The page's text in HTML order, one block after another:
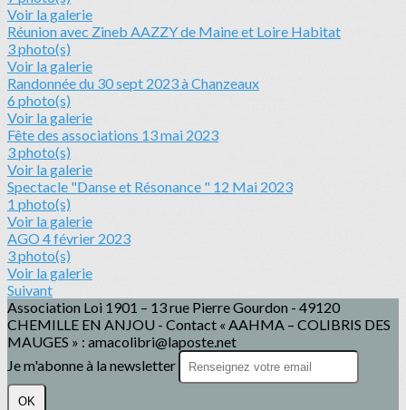
Voir la galerie
Réunion avec Zineb AAZZY de Maine et Loire Habitat
3 photo(s)
Voir la galerie
Randonnée du 30 sept 2023 à Chanzeaux
6 photo(s)
Voir la galerie
Fête des associations 13 mai 2023
3 photo(s)
Voir la galerie
Spectacle "Danse et Résonance " 12 Mai 2023
1 photo(s)
Voir la galerie
AGO 4 février 2023
3 photo(s)
Voir la galerie
Suivant
Association Loi 1901 – 13 rue Pierre Gourdon - 49120
CHEMILLE EN ANJOU - Contact « AAHMA – COLIBRIS DES
MAUGES » : amacolibri@laposte.net
Je m'abonne à la newsletter
OK